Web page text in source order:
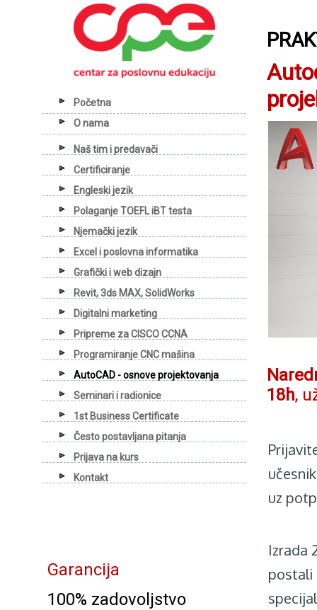
Početna
O nama
Naš tim i predavači
Certificiranje
Engleski jezik
Polaganje TOEFL iBT testa
Njemački jezik
Excel i poslovna informatika
Grafički i web dizajn
Revit, 3ds MAX, SolidWorks
Digitalni marketing
Pripreme za CISCO CCNA
Programiranje CNC mašina
AutoCAD - osnove projektovanja
Seminari i radionice
1st Business Certificate
Često postavljana pitanja
Prijava na kurs
Kontakt
Garancija
100% zadovoljstvo
18h,
uz
Izrada
postali